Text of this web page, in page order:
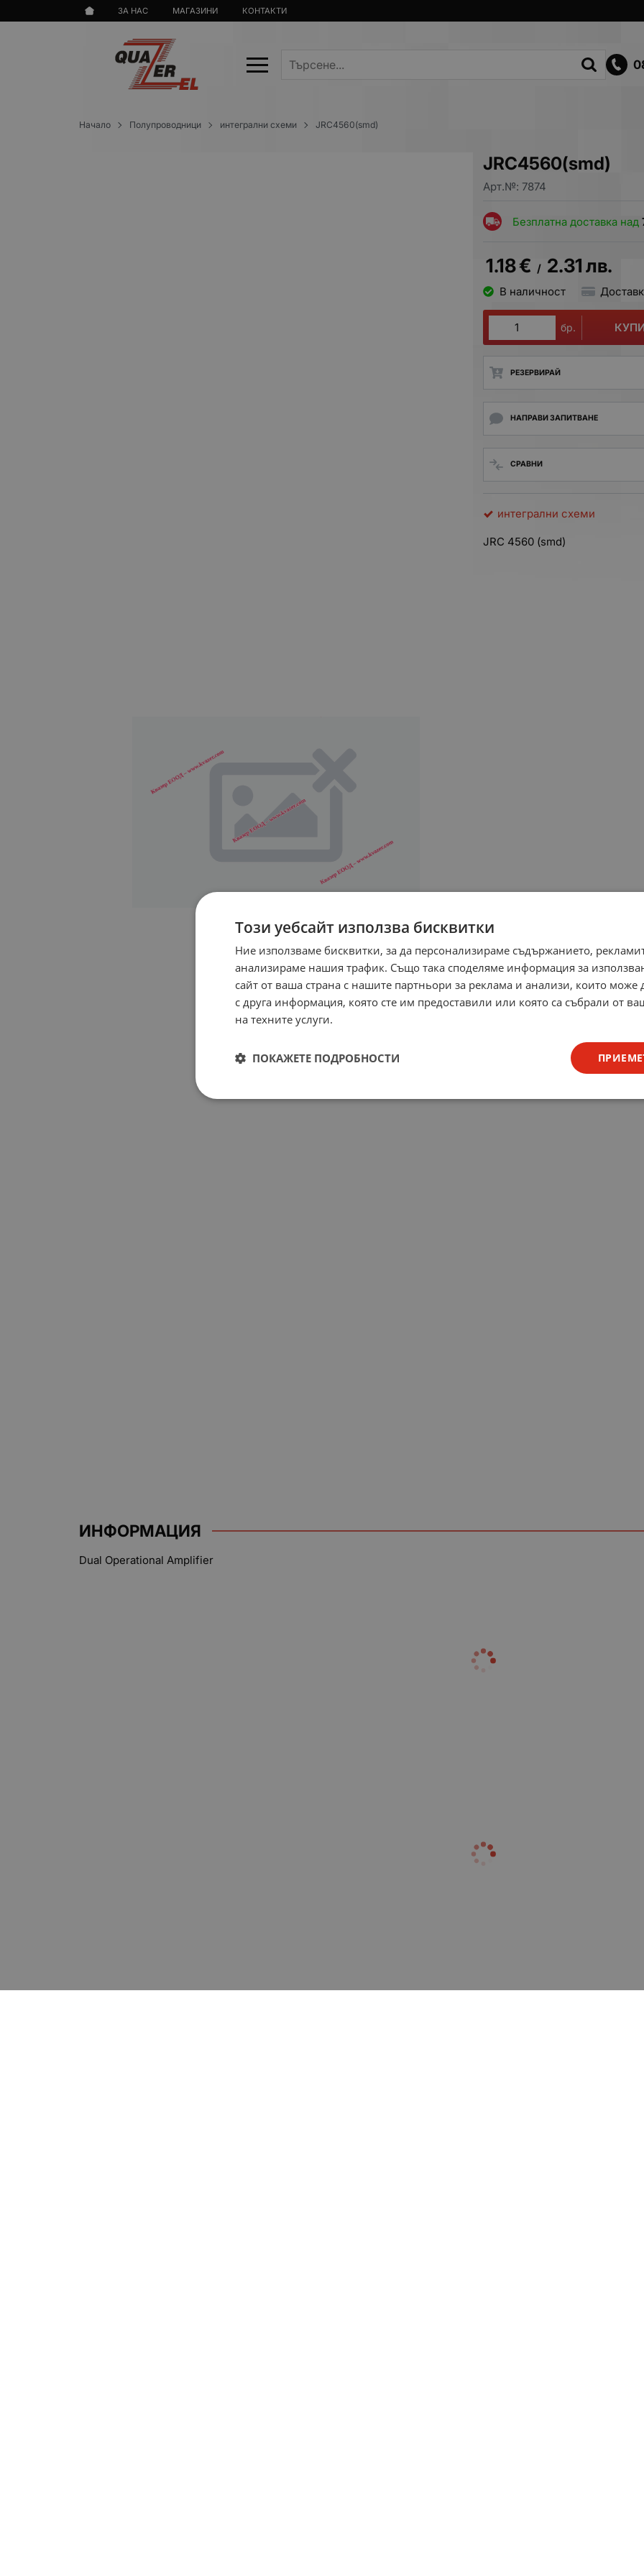
ЗА НАС МАГАЗИНИ КОНТАКТИ
Начало Полупроводници интегрални схеми JRC4560(smd)
JRC4560(smd)
Арт.№: 7874
Безплатна доставка над
1.18€ / 2.31лв.
В наличност
бр.
РЕЗЕРВИРАЙ
НАПРАВИ ЗАПИТВАНЕ
СРАВНИ
интегрални схеми
JRC 4560 (smd)
ИНФОРМАЦИЯ
Dual Operational Amplifier
Този уебсайт използва бисквитки
Ние използваме бисквитки, за да персонализираме съдържанието,
анализираме нашия трафик. Също така споделяме информация за
сайт от ваша страна с нашите партньори за реклама и анализи, които може
с друга информация, която сте им предоставили или която са събрали от
на техните услуги.
ПОКАЖЕТЕ ПОДРОБНОСТИ